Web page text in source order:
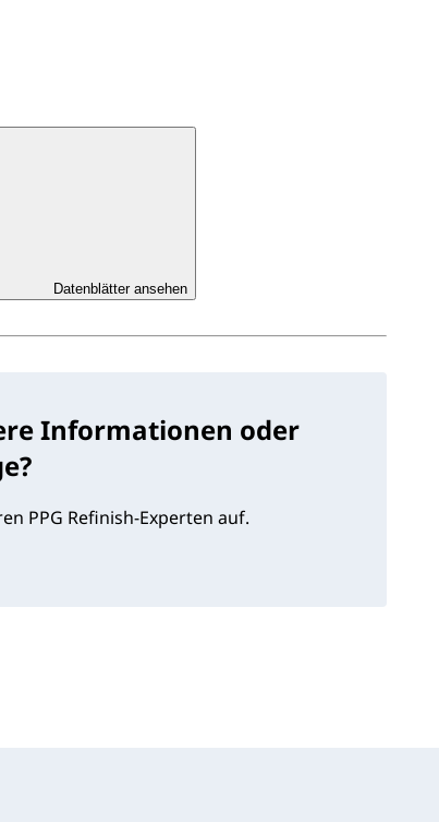
Datenblätter ansehen
Informationen oder
PPG Refinish-Experten auf.